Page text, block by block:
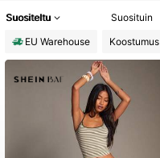
Suositeltu Suosituin
EU Warehouse
Koostumus